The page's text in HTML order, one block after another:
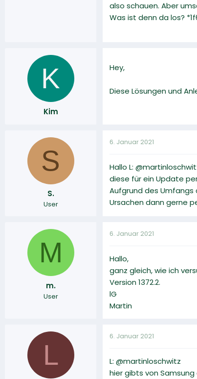
also schauen. Aber
Was ist denn da los?
K
Kim
Hey,
Diese Lösungen und
S
S.
User
6. Januar 2021
Hallo L:
diese für ein Update
Aufgrund des Umfangs
Ursachen dann gerne
M
m.
User
6. Januar 2021
Hallo,
ganz gleich, wie ich
Version 1372.2.
lG
Martin
L
6. Januar 2021
L: @martinloschwitz
hier gibts von